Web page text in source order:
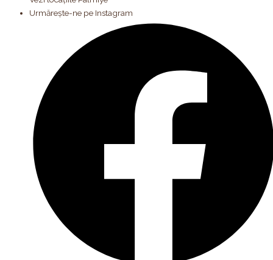
Urmărește-ne pe Instagram